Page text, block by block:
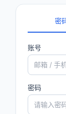
密
账号
密码